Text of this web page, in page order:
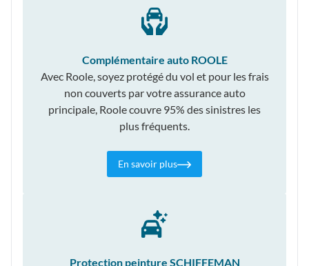
Complémentaire auto ROOLE
Avec Roole, soyez protégé du vol et pour les frais
non couverts par votre assurance auto
principale, Roole couvre 95% des sinistres les
plus fréquents.
En savoir plus
Protection peinture SCHIFFEMAN